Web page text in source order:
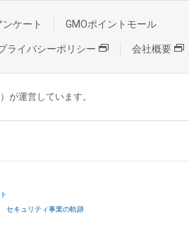
ケート GMOポイントモール
ライバシーポリシー 会社概要
が運営しています。
セキュリティ事業の軌跡